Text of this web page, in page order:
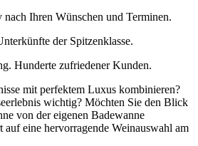
nach Ihren Wünschen und Terminen.
der Spitzenklasse.
Hunderte zufriedener Kunden.
mit perfektem Luxus kombinieren?
wichtig? Möchten Sie den Blick
von der eigenen Badewanne
auf eine hervorragende Weinauswahl am